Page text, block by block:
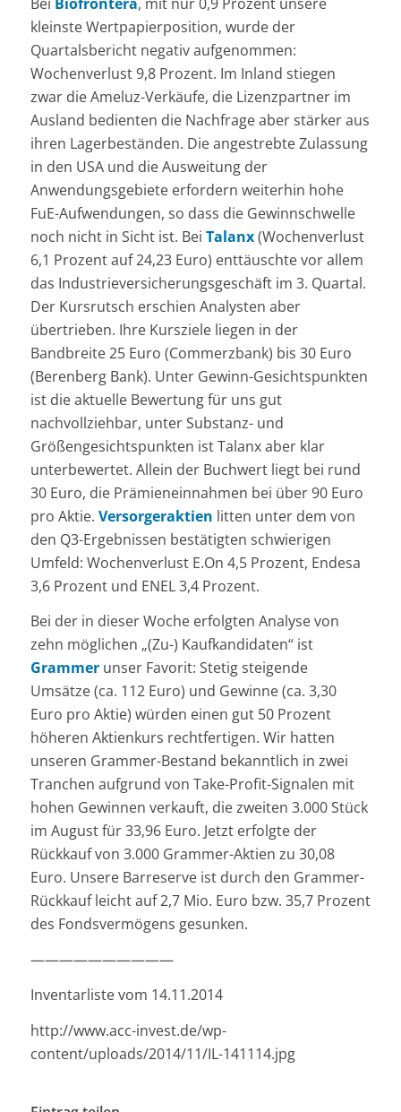
kleinste Wertpapierposition, wurde der
Quartalsbericht negativ aufgenommen:
Wochenverlust 9,8 Prozent. Im Inland stiegen
zwar die Ameluz-Verkäufe, die Lizenzpartner im
Ausland bedienten die Nachfrage aber stärker aus
ihren Lagerbeständen. Die angestrebte Zulassung
in den USA und die Ausweitung der
Anwendungsgebiete erfordern weiterhin hohe
FuE-Aufwendungen, so dass die Gewinnschwelle
noch nicht in Sicht ist. Bei Talanx(Wochenverlust
6,1 Prozent auf 24,23 Euro) enttäuschte vor allem
das Industrieversicherungsgeschäft im 3. Quartal.
Der Kursrutsch erschien Analysten aber
übertrieben. Ihre Kursziele liegen in der
Bandbreite 25 Euro (Commerzbank) bis 30 Euro
(Berenberg Bank). Unter Gewinn-Gesichtspunkten
ist die aktuelle Bewertung für uns gut
nachvollziehbar, unter Substanz- und
Größengesichtspunkten ist Talanx aber klar
unterbewertet. Allein der Buchwert liegt bei rund
30 Euro, die Prämieneinnahmen bei über 90 Euro
pro Aktie. Versorgeraktien litten unter dem von
den Q3-Ergebnissen bestätigten schwierigen
Umfeld: Wochenverlust E.On 4,5 Prozent, Endesa
3,6 Prozent und ENEL 3,4 Prozent.
Bei der in dieser Woche erfolgten Analyse von
zehn möglichen „(Zu-) Kaufkandidaten“ ist
Grammerunser Favorit: Stetig steigende
Umsätze (ca. 112 Euro) und Gewinne (ca. 3,30
Euro pro Aktie) würden einen gut 50 Prozent
höheren Aktienkurs rechtfertigen. Wir hatten
unseren Grammer-Bestand bekanntlich in zwei
Tranchen aufgrund von Take-Profit-Signalen mit
hohen Gewinnen verkauft, die zweiten 3.000 Stück
im August für 33,96 Euro. Jetzt erfolgte der
Rückkauf von 3.000 Grammer-Aktien zu 30,08
Euro. Unsere Barreserve ist durch den Grammer-
Rückkauf leicht auf 2,7 Mio. Euro bzw. 35,7 Prozent
des Fondsvermögens gesunken.
——————————
Inventarliste vom 14.11.2014
http://www.acc-invest.de/wp-
content/uploads/2014/11/IL-141114.jpg